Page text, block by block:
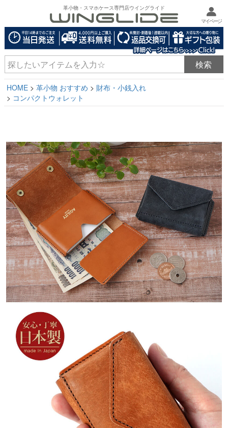
革小物・スマホケース専門店ウイングライド
マイページ
HOME 革小物 おすすめ
財布・小銭入れ
コンパクトウォレット